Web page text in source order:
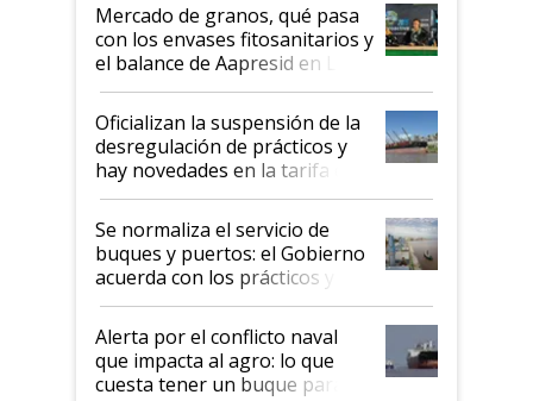
Mercado de granos, qué pasa
con los envases fitosanitarios y
el balance de Aapresid en La
Posta
Oficializan la suspensión de la
desregulación de prácticos y
hay novedades en la tarifa de
la hidrovía
Se normaliza el servicio de
buques y puertos: el Gobierno
acuerda con los prácticos y
suspende el decreto de
desregulación
Alerta por el conflicto naval
que impacta al agro: lo que
cuesta tener un buque parado